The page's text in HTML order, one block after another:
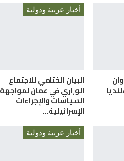
أخبار عربية ودولية
البيان الختامي للاجتماع
الوزاري في عمان لمواجهة
السياسات والإجراءات
الإسرائيلية…
أخبار عربية ودولية